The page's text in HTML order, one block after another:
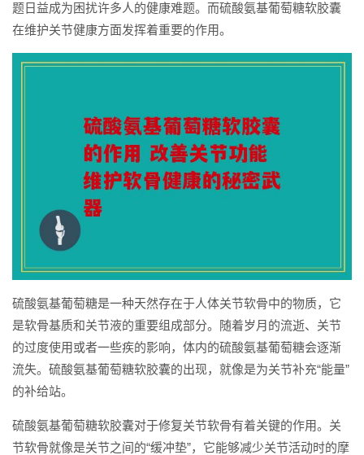
题日益成为困扰许多人的健康难题。而硫酸氨基葡萄糖软胶囊
在维护关节健康方面发挥着重要的作用。
硫酸氨基葡萄糖是一种天然存在于人体关节软骨中的物质，它
是软骨基质和关节液的重要组成部分。随着岁月的流逝、关节
的过度使用或者一些疾的影响，体内的硫酸氨基葡萄糖会逐渐
流失。硫酸氨基葡萄糖软胶囊的出现，就像是为关节补充“能量”
的补给站。
硫酸氨基葡萄糖软胶囊对于修复关节软骨有着关键的作用。关
节软骨就像是关节之间的“缓冲垫”，它能够减少关节活动时的摩